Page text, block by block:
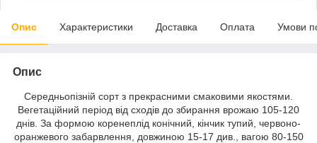
Опис Характеристики Доставка Оплата Умови
Опис
Середньопізній сорт з прекрасними смаковими якостями.
Вегетаційний період від сходів до збирання врожаю 105-120
днів. За формою коренеплід конічний, кінчик тупий, червоно-
оранжевого забарвлення, довжиною 15-17 див., вагою 80-150